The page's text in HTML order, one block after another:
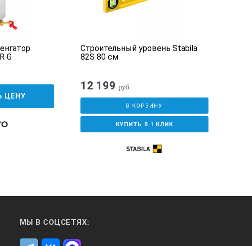
G
ЦЕНУ
Строительный уровень Stabila
82S 80 см
12 199 руб.
В КОРЗИНУ
КУПИТЬ В 1 КЛИК
МЫ В СОЦСЕТЯХ: